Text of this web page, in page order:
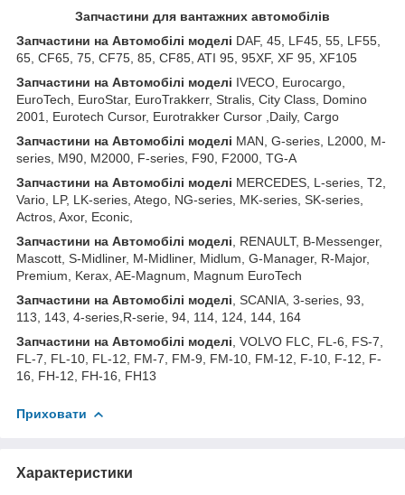
Запчастини для вантажних автомобілів
Запчастини на Автомобілі моделі DAF, 45, LF45, 55, LF55,
65, CF65, 75, CF75, 85, CF85, ATI 95, 95XF, XF 95, XF105
Запчастини на Автомобілі моделі IVECO, Eurocargo,
EuroTech, EuroStar, EuroTrakkerr, Stralis, City Class, Domino
2001, Eurotech Cursor, Eurotrakker Cursor ,Daily, Cargo
Запчастини на Автомобілі моделі MAN, G-series, L2000, M-
series, M90, M2000, F-series, F90, F2000, TG-A
Запчастини на Автомобілі моделі MERCEDES, L-series, T2,
Vario, LP, LK-series, Atego, NG-series, MK-series, SK-series,
Actros, Axor, Econic,
Запчастини на Автомобілі моделі , RENAULT, B-Messenger,
Mascott, S-Midliner, M-Midliner, Midlum, G-Manager, R-Major,
Premium, Kerax, AE-Magnum, Magnum EuroTech
Запчастини на Автомобілі моделі , SCANIA, 3-series, 93,
113, 143, 4-series,R-serie, 94, 114, 124, 144, 164
Запчастини на Автомобілі моделі , VOLVO FLC, FL-6, FS-7,
FL-7, FL-10, FL-12, FM-7, FM-9, FM-10, FM-12, F-10, F-12, F-
16, FH-12, FH-16, FH13
Приховати
Характеристики